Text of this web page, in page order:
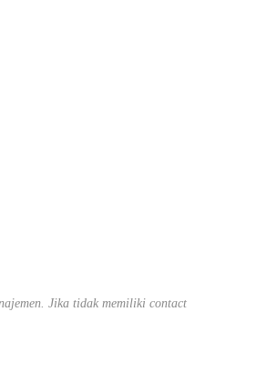
Jika tidak memiliki contact